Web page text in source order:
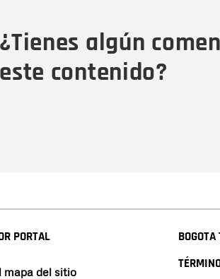
¿Tienes algún
este contenido?
PORTAL
mapa del sitio